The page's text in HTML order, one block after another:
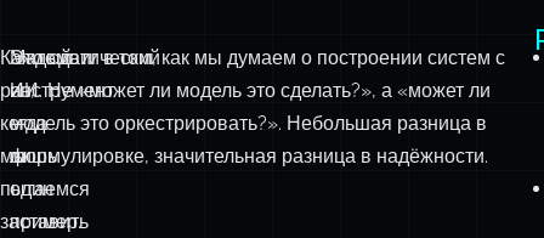
Каждый
раз,
когда
мы
пытаемся
заставить
Математический
инструмент
—
лишь
один
пример.
Это сдвиг в том, как мы думаем о построении систем с
ИИ. Не «может ли модель это сделать?», а «может ли
модель это оркестрировать?». Небольшая разница в
формулировке, значительная разница в надёжности.